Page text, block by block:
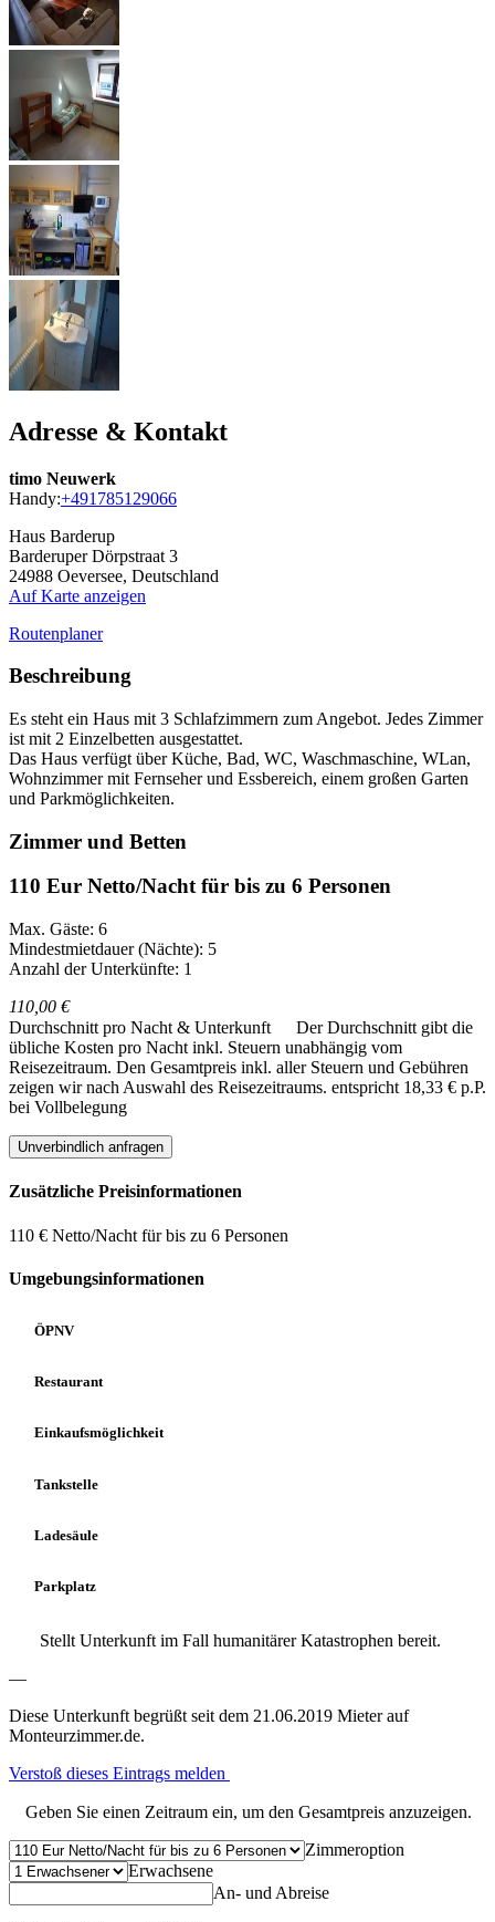
Adresse & Kontakt
timo Neuwerk
Handy:+491785129066
Haus Barderup
Barderuper Dörpstraat 3
24988 Oeversee, Deutschland
Auf Karte anzeigen
Routenplaner
Beschreibung
Es steht ein Haus mit 3 Schlafzimmern zum Angebot. Jedes Zimmer
ist mit 2 Einzelbetten ausgestattet.
Das Haus verfügt über Küche, Bad, WC, Waschmaschine, WLan,
Wohnzimmer mit Fernseher und Essbereich, einem großen Garten
und Parkmöglichkeiten.
Zimmer und Betten
110 Eur Netto/Nacht für bis zu 6 Personen
Max. Gäste: 6
Mindestmietdauer (Nächte): 5
Anzahl der Unterkünfte: 1
110,00 €
Durchschnitt pro Nacht & Unterkunft
Der Durchschnitt gibt die
übliche Kosten pro Nacht inkl. Steuern unabhängig vom
Reisezeitraum. Den Gesamtpreis inkl. aller Steuern und Gebühren
zeigen wir nach Auswahl des Reisezeitraums. entspricht 18,33 € p.P.
bei Vollbelegung
Unverbindlich anfragen
Zusätzliche Preisinformationen
110 € Netto/Nacht für bis zu 6 Personen
Umgebungsinformationen
ÖPNV
Restaurant
Einkaufsmöglichkeit
Tankstelle
Ladesäule
Parkplatz
Stellt Unterkunft im Fall humanitärer Katastrophen bereit.
—
Diese Unterkunft begrüßt seit dem 21.06.2019 Mieter auf
Monteurzimmer.de.
Verstoß dieses Eintrags melden
Geben Sie einen Zeitraum ein, um den Gesamtpreis anzuzeigen.
Zimmeroption
Erwachsene
An- und Abreise